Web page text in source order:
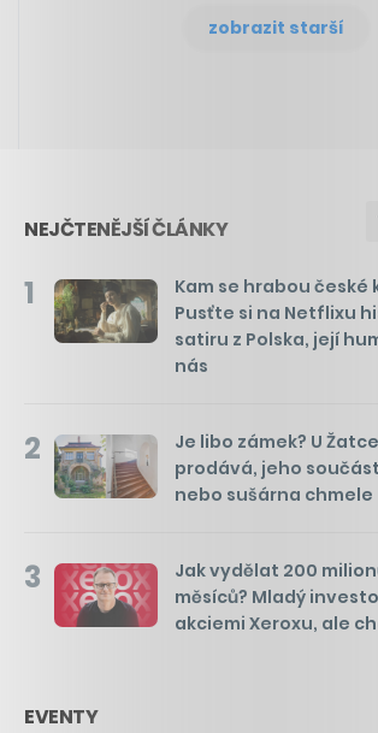
zobrazit starší
NEJČTENĚJŠÍ ČLÁNKY
1
Kam se hrabou české
Pusťte si na Netflixu
satiru z Polska, její
nás
2
Je libo zámek? U
prodává, jeho
nebo sušárna chmele
3
Jak vydělat 200
měsíců? Mladý
akciemi Xeroxu, ale
EVENTY